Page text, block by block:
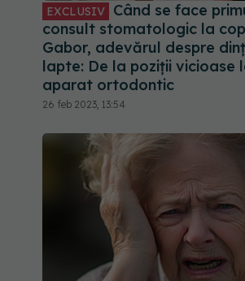
EXCLUSIV
Când se face
consult stomatologic la
Gabor, adevărul despre
lapte: De la poziții vicioase
aparat ortodontic
26 feb 2023, 13:54